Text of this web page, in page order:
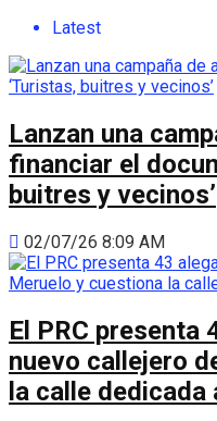
Latest
Lanzan una
financiar el
buitres y vecinos’
02/07/26 8:09 AM
El PRC presenta
nuevo callejero
la calle dedicada